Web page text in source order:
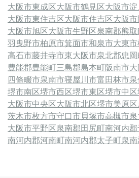
大阪市東成区大阪市鶴見区大阪市
大阪市東住吉区大阪市住吉区大阪
大阪市旭区大阪市生野区泉南郡熊
羽曳野市柏原市箕面市和泉市大東市
高石市藤井寺市東大阪市泉北郡忠
豊能郡豊能町三島郡島本町阪南市
四條畷市泉南市寝屋川市富田林市
堺市南区堺市西区堺市東区堺市中区
大阪市中央区大阪市北区堺市美原区
茨木市枚方市守口市貝塚市高槻市
大阪市平野区泉南郡田尻町南河内
南河内郡河南町南河内郡太子町泉